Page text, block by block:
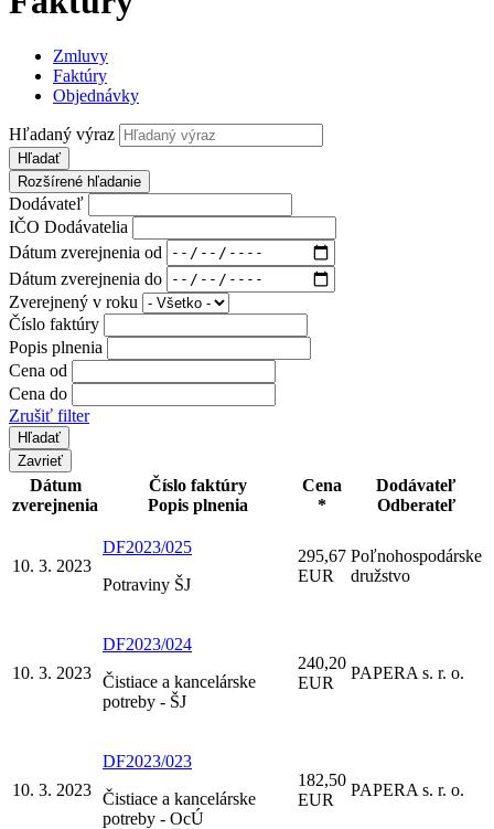
Zmluvy
Faktúry
Objednávky
Hľadaný výraz
Hľadať
Rozšírené hľadanie
Dodávateľ
IČO Dodávatelia
Dátum zverejnenia od
Dátum zverejnenia do
Zverejnený v roku
Číslo faktúry
Popis plnenia
Cena od
Cena do
Zrušiť filter
Zavrieť
Dátum
zverejnenia
Číslo faktúry
Popis plnenia
Cena
*
Dodávateľ
Odberateľ
10. 3. 2023
DF2023/025
Potraviny ŠJ
295,67
EUR
Poľnohospodárske
družstvo
10. 3. 2023
DF2023/024
Čistiace a kancelárske
potreby - ŠJ
240,20
EUR
PAPERA s. r. o.
10. 3. 2023
DF2023/023
Čistiace a kancelárske
potreby - OcÚ
182,50
EUR
PAPERA s. r. o.